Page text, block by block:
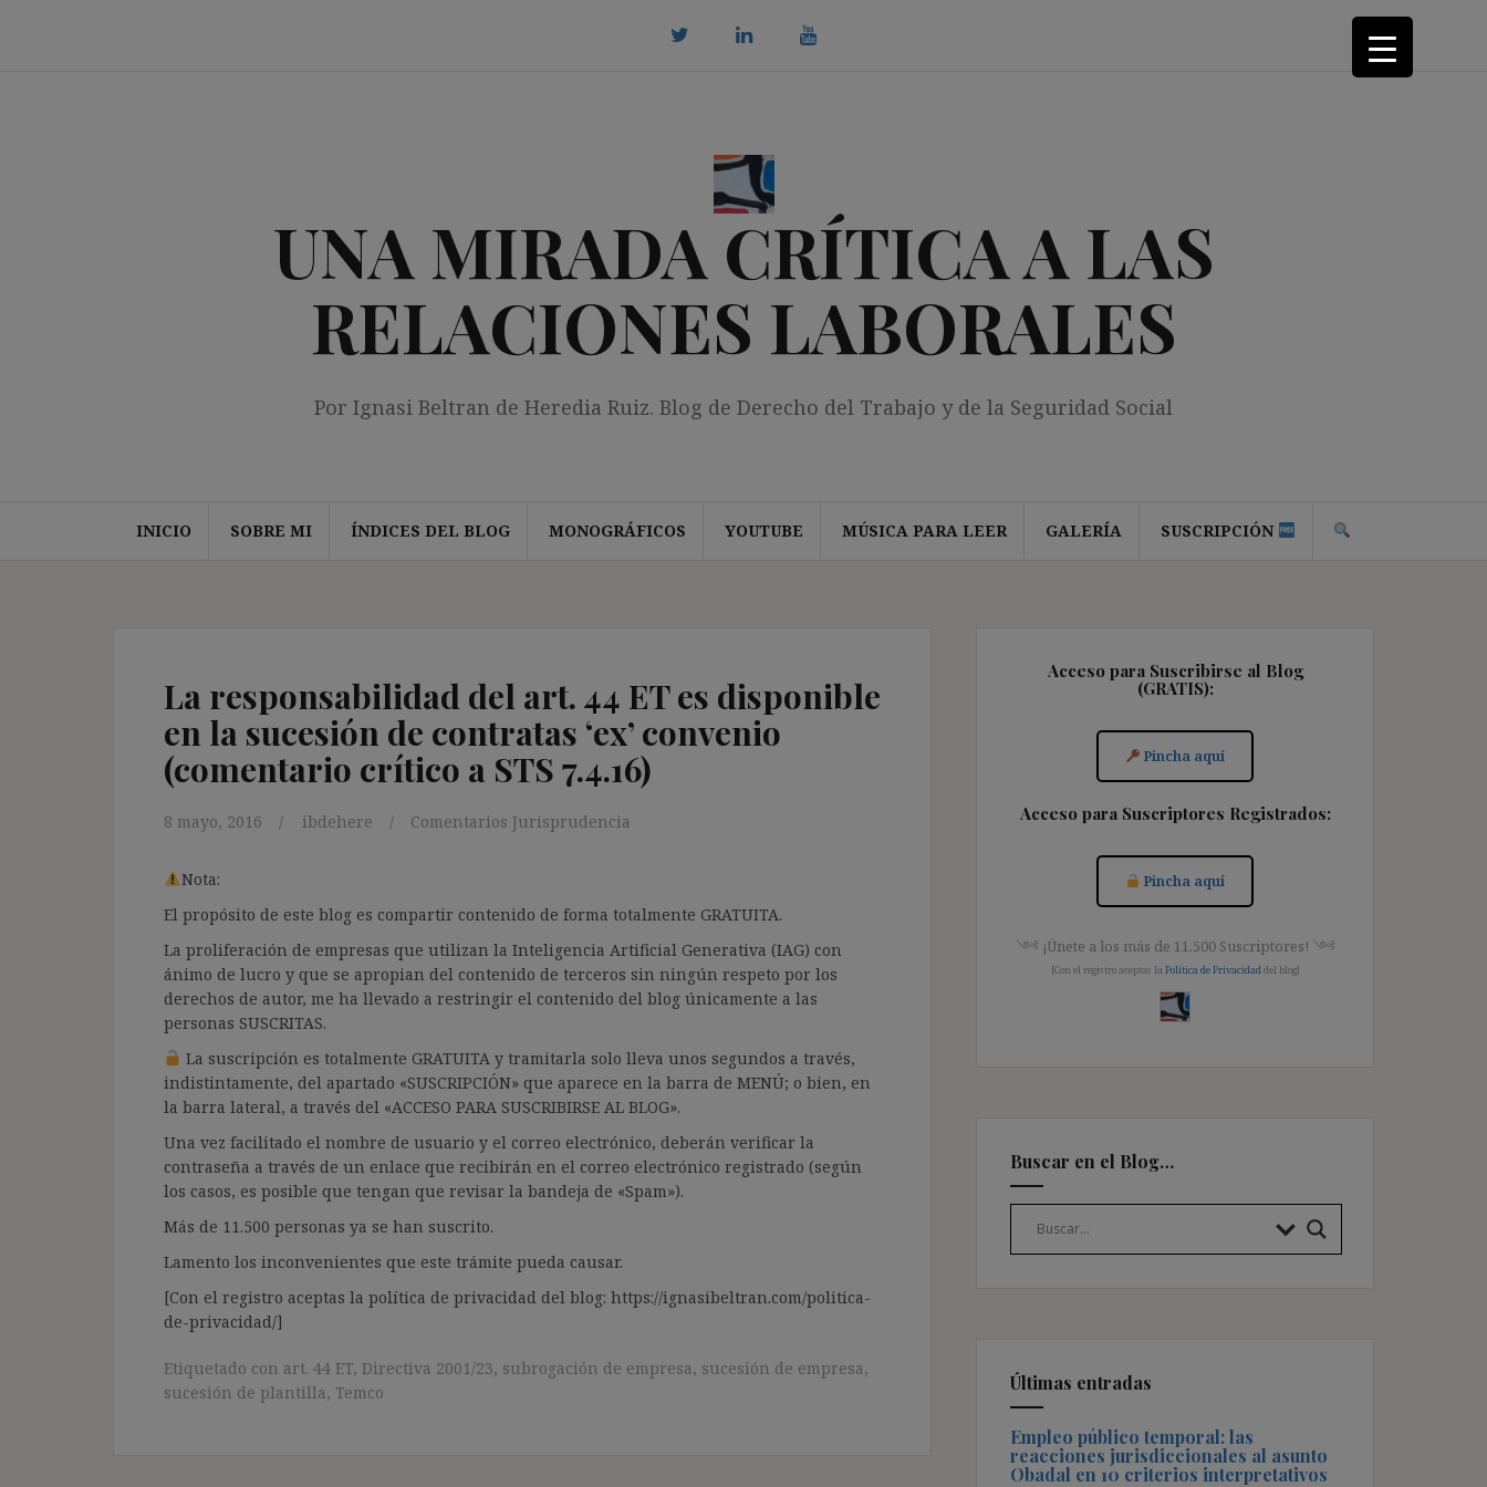
UNA MIRADA CRÍTICA A LAS
RELACIONES LABORALES
Por Ignasi Beltran de Heredia Ruiz. Blog de Derecho del Trabajo y de la Seguridad Social
INICIO SOBRE MI ÍNDICES DEL BLOG MONOGRÁFICOS YOUTUBE MÚSICA PARA LEER GALERÍA SUSCRIPCIÓN
La responsabilidad del art. 44 ET es disponible
en la sucesión de contratas ‘ex’ convenio
(comentario crítico a STS 7.4.16)
8 mayo, 2016 ibdehere Comentarios Jurisprudencia
Nota:
El propósito de este blog es compartir contenido de forma totalmente GRATUITA.
La proliferación de empresas que utilizan la Inteligencia Artificial Generativa (IAG) con
ánimo de lucro y que se apropian del contenido de terceros sin ningún respeto por los
derechos de autor, me ha llevado a restringir el contenido del blog únicamente a las
personas SUSCRITAS.
La suscripción es totalmente GRATUITA y tramitarla solo lleva unos segundos a través,
indistintamente, del apartado «SUSCRIPCIÓN» que aparece en la barra de MENÚ; o bien, en
la barra lateral, a través del «ACCESO PARA SUSCRIBIRSE AL BLOG».
Una vez facilitado el nombre de usuario y el correo electrónico, deberán verificar la
contraseña a través de un enlace que recibirán en el correo electrónico registrado (según
los casos, es posible que tengan que revisar la bandeja de «Spam»).
Más de 11.500 personas ya se han suscrito.
Lamento los inconvenientes que este trámite pueda causar.
[Con el registro aceptas la política de privacidad del blog: https://ignasibeltran.com/politica-
de-privacidad/]
Etiquetado con art. 44 ET, Directiva 2001/23, subrogación de empresa, sucesión de empresa,
sucesión de plantilla, Temco
Acceso para Suscribirse al Blog
(GRATIS):
Pincha aquí
Acceso para Suscriptores Registrados:
Pincha aquí
༺ ¡Únete a los más de 11.500 Suscriptores! ༺
[Con el registro aceptas la Política de Privacidad del blog]
Buscar en el Blog…
Últimas entradas
Empleo público temporal: las
reacciones jurisdiccionales al asunto
Obadal en 10 criterios interpretativos